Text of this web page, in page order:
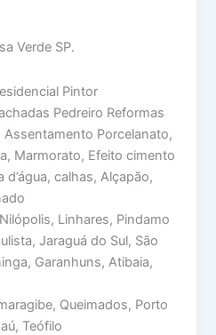
Verde SP.
Pintor
Pedreiro Reformas
Porcelanato,
Marmorato, Efeito cimento
calhas, Alçapão,
Linhares, Pindamo
Jaraguá do Sul, São
Garanhuns, Atibaia,
Queimados, Porto
Teófilo